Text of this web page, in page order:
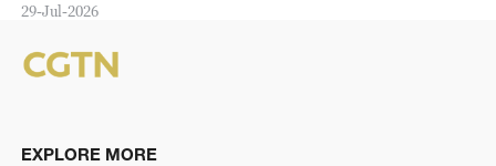
29-Jul-2026
EXPLORE MORE